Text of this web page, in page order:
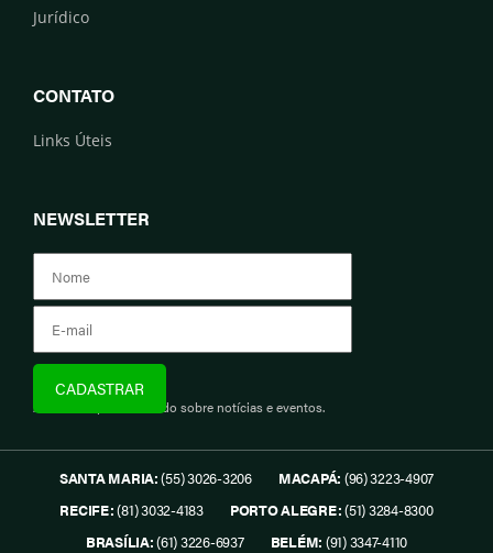
Jurídico
CONTATO
Links Úteis
NEWSLETTER
Assine e fique informado sobre notícias e eventos.
SANTA MARIA:(55) 3026-3206 MACAPÁ: (96) 3223-4907
RECIFE:(81) 3032-4183 PORTO ALEGRE:(51) 3284-8300
BRASÍLIA:(61) 3226-6937 BELÉM: (91) 3347-4110